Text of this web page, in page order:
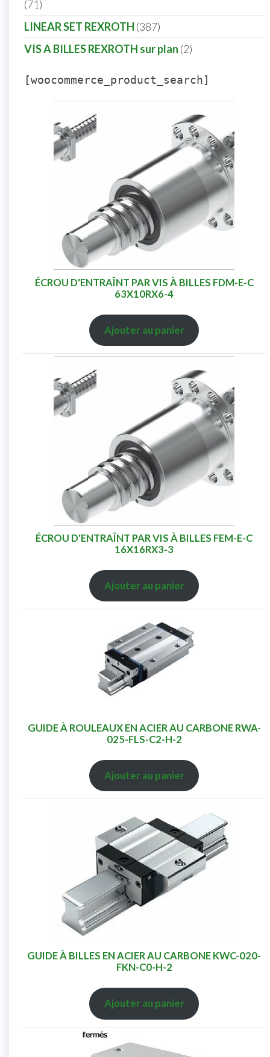
71
LINEAR SET REXROTH 387
VIS A BILLES REXROTH sur plan 2
[woocommerce_product_search]
ÉCROU D'ENTRAÎNT PAR VIS À BILLES FDM-E-C
63X10RX6-4
Ajouter au panier
ÉCROU D'ENTRAÎNT PAR VIS À BILLES FEM-E-C
16X16RX3-3
Ajouter au panier
GUIDE À ROULEAUX EN ACIER AU CARBONE RWA-
025-FLS-C2-H-2
Ajouter au panier
GUIDE À BILLES EN ACIER AU CARBONE KWC-020-
FKN-C0-H-2
Ajouter au panier